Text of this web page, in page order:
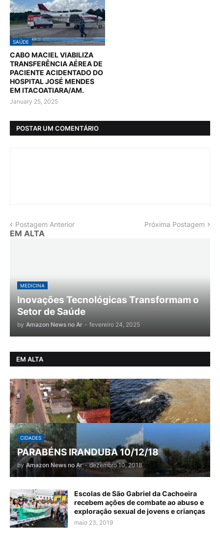
SAÚDE
CABO MACIEL VIABILIZA
TRANSFERÊNCIA AÉREA DE
PACIENTE ACIDENTADO DO
HOSPITAL JOSÉ MENDES
EM ITACOATIARA/AM.
January 25, 2025
POSTAR UM COMENTÁRIO
Postagem Anterior Próxima Postagem
EM ALTA
MEDICINA
Inovações Tecnológicas Transformam o
Setor de Saúde
by Amazon News no Ar - fevereiro 24, 2025
EM ALTA
CIDADES
PARABÉNS IRANDUBA 10/12/18
by Amazon News no Ar - dezembro 10, 2018
Escolas de São Gabriel da Cachoeira
recebem ações de combate ao abuso e
exploração sexual de jovens e crianças
maio 23, 2019